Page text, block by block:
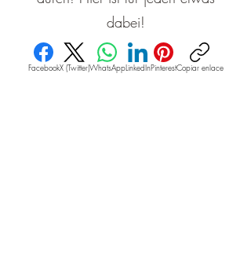
dabei!
FacebookX (Twitter)WhatsAppLinkedInPinterestCopiar enlace